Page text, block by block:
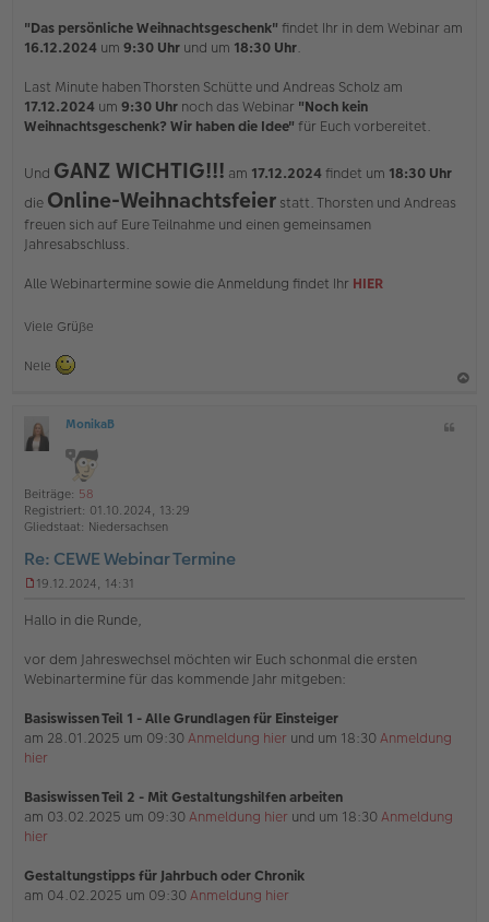
"Das persönliche Weihnachtsgeschenk" findet Ihr in dem Webinar am
16.12.2024 um 9:30 Uhr und um 18:30 Uhr.
Last Minute haben Thorsten Schütte und Andreas Scholz am
17.12.2024 um 9:30 Uhr noch das Webinar "Noch kein
Weihnachtsgeschenk? Wir haben die Idee" für Euch vorbereitet.
Und GANZ WICHTIG!!! am 17.12.2024findet um 18:30 Uhr
die Online-Weihnachtsfeier statt. Thorsten und Andreas
freuen sich auf Eure Teilnahme und einen gemeinsamen
Jahresabschluss.
Alle Webinartermine sowie die Anmeldung findet Ihr HIER
Viele Grüße
Nele
ff
n
e
MonikaB
Beiträge: 58
Registriert: 01.10.2024, 13:29
Gliedstaat: Niedersachsen
Re: CEWE Webinar Termine
g
l
e
n
e
r
e
t
r
g
19.12.2024, 14:31
Hallo in die Runde,
vor dem Jahreswechsel möchten wir Euch schonmal die ersten
Webinartermine für das kommende Jahr mitgeben:
Basiswissen Teil 1 - Alle Grundlagen für Einsteiger
am 28.01.2025 um 09:30Anmeldung hier und um 18:30Anmeldung
hier
Basiswissen Teil 2 - Mit Gestaltungshilfen arbeiten
am 03.02.2025 um 09:30Anmeldung hier und um 18:30Anmeldung
hier
Gestaltungstipps für Jahrbuch oder Chronik
am 04.02.2025 um 09:30Anmeldung hier